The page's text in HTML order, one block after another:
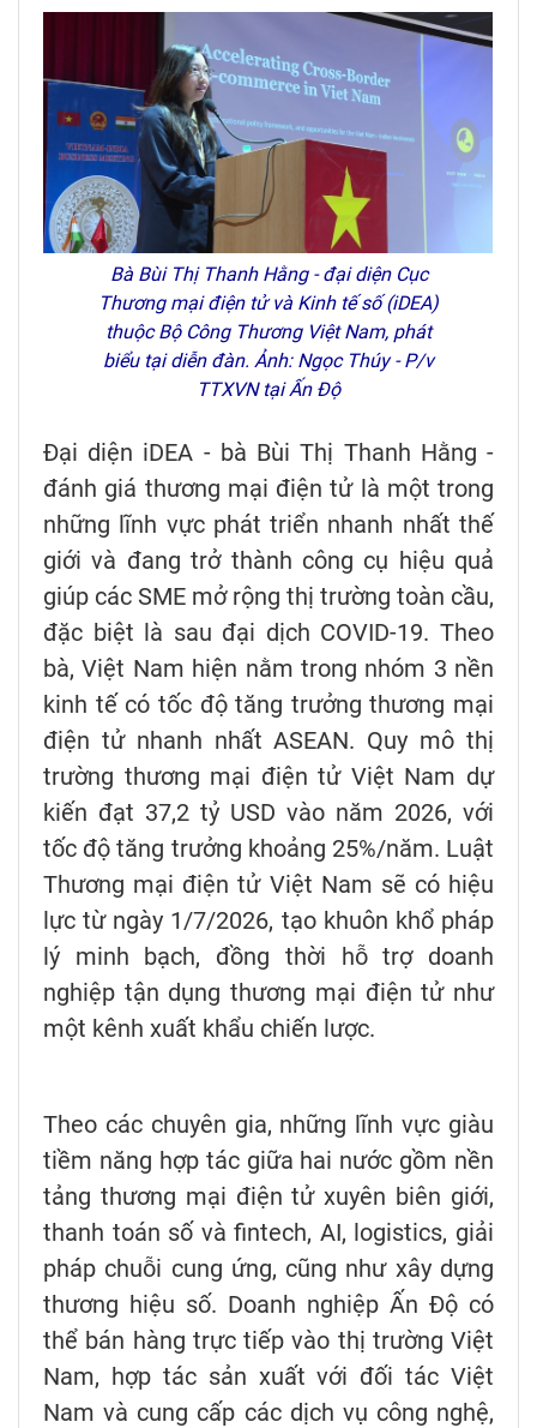
Bà Bùi Thị Thanh Hằng - đại diện Cục
Thương mại điện tử và Kinh tế số (iDEA)
thuộc Bộ Công Thương Việt Nam, phát
biểu tại diễn đàn. Ảnh: Ngọc Thúy - P/v
TTXVN tại Ấn Độ
Đại diện iDEA - bà Bùi Thị Thanh Hằng -
đánh giá thương mại điện tử là một trong
những lĩnh vực phát triển nhanh nhất thế
giới và đang trở thành công cụ hiệu quả
giúp các SME mở rộng thị trường toàn cầu,
đặc biệt là sau đại dịch COVID-19. Theo
bà, Việt Nam hiện nằm trong nhóm 3 nền
kinh tế có tốc độ tăng trưởng thương mại
điện tử nhanh nhất ASEAN. Quy mô thị
trường thương mại điện tử Việt Nam dự
kiến đạt 37,2 tỷ USD vào năm 2026, với
tốc độ tăng trưởng khoảng 25%/năm. Luật
Thương mại điện tử Việt Nam sẽ có hiệu
lực từ ngày 1/7/2026, tạo khuôn khổ pháp
lý minh bạch, đồng thời hỗ trợ doanh
nghiệp tận dụng thương mại điện tử như
một kênh xuất khẩu chiến lược.
Theo các chuyên gia, những lĩnh vực giàu
tiềm năng hợp tác giữa hai nước gồm nền
tảng thương mại điện tử xuyên biên giới,
thanh toán số và fintech, AI, logistics, giải
pháp chuỗi cung ứng, cũng như xây dựng
thương hiệu số. Doanh nghiệp Ấn Độ có
thể bán hàng trực tiếp vào thị trường Việt
Nam, hợp tác sản xuất với đối tác Việt
Nam và cung cấp các dịch vụ công nghệ,